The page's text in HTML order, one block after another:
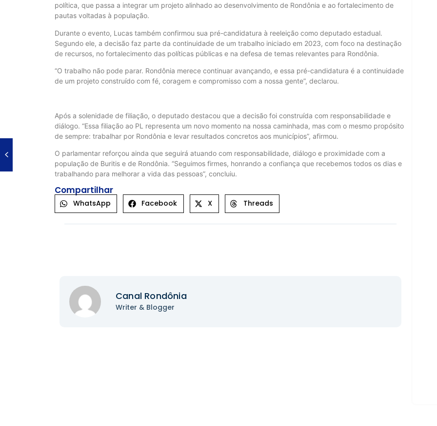
política, que passa a integrar um projeto alinhado ao desenvolvimento de Rondônia e ao fortalecimento de
pautas voltadas à população.
Durante o evento, Lucas também confirmou sua pré-candidatura à reeleição como deputado estadual.
Segundo ele, a decisão faz parte da continuidade de um trabalho iniciado em 2023, com foco na destinação
de recursos, no fortalecimento das políticas públicas e na defesa de temas relevantes para Rondônia.
“O trabalho não pode parar. Rondônia merece continuar avançando, e essa pré-candidatura é a continuidade
de um projeto construído com fé, coragem e compromisso com a nossa gente”, declarou.
Após a solenidade de filiação, o deputado destacou que a decisão foi construída com responsabilidade e
diálogo. “Essa filiação ao PL representa um novo momento na nossa caminhada, mas com o mesmo propósito
de sempre: trabalhar por Rondônia e levar resultados concretos aos municípios”, afirmou.
O parlamentar reforçou ainda que seguirá atuando com responsabilidade, diálogo e proximidade com a
população de Buritis e de Rondônia. “Seguimos firmes, honrando a confiança que recebemos todos os dias e
trabalhando para melhorar a vida das pessoas”, concluiu.
Compartilhar
WhatsApp Facebook X Threads
Canal Rondônia
Writer & Blogger